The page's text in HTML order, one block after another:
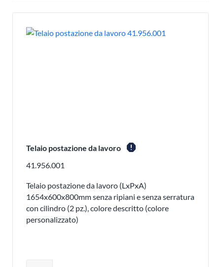
Telaio postazione da lavoro report
41.956.001
Telaio postazione da lavoro (LxPxA)
1654x600x800mm senza ripiani e senza serratura
con cilindro (2 pz.), colore descritto (colore
personalizzato)